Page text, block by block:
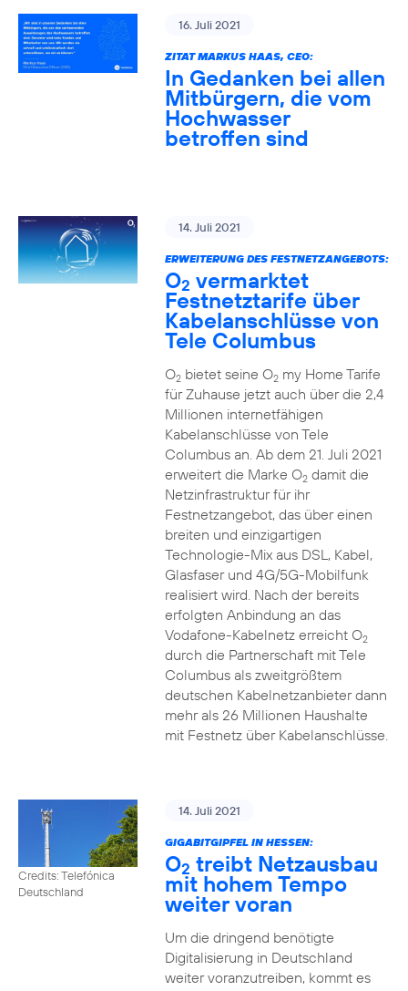
16. Juli 2021
ZITAT MARKUS HAAS, CEO:
In Gedanken bei allen
Mitbürgern, die vom
Hochwasser
betroffen sind
14. Juli 2021
ERWEITERUNG DES FESTNETZANGEBOTS:
O2 vermarktet
Festnetztarife über
Kabelanschlüsse von
Tele Columbus
O2bietet seine O2my Home Tarife
für Zuhause jetzt auch über die 2,4
Millionen internetfähigen
Kabelanschlüsse von Tele
Columbus an. Ab dem 21. Juli 2021
erweitert die Marke O2damit die
Netzinfrastruktur für ihr
Festnetzangebot, das über einen
breiten und einzigartigen
Technologie-Mix aus DSL, Kabel,
Glasfaser und 4G/5G-Mobilfunk
realisiert wird. Nach der bereits
erfolgten Anbindung an das
Vodafone-Kabelnetz erreicht O2
durch die Partnerschaft mit Tele
Columbus als zweitgrößtem
deutschen Kabelnetzanbieter dann
mehr als 26 Millionen Haushalte
mit Festnetz über Kabelanschlüsse.
Credits: Telefónica
Deutschland
14. Juli 2021
GIGABITGIPFEL IN HESSEN:
O2 treibt Netzausbau
mit hohem Tempo
weiter voran
Um die dringend benötigte
Digitalisierung in Deutschland
weiter voranzutreiben, kommt es